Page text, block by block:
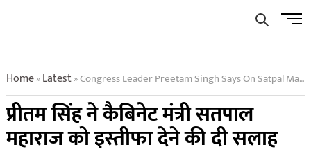
Menu
Home»Latest»Congress Leader Preetam Singh Says On Satpal Maharaj
प्रीतम सिंह ने कैबिनेट मंत्री सतपाल
महाराज को इस्तीफा देने की दी सलाह